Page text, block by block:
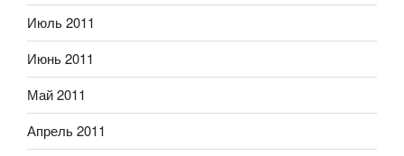
Июль 2011
Июнь 2011
Май 2011
Апрель 2011